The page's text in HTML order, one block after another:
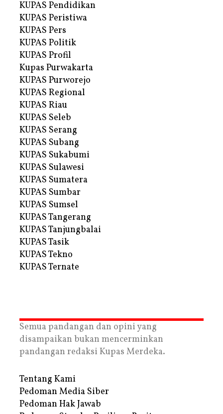
KUPAS Pendidikan
KUPAS Peristiwa
KUPAS Pers
KUPAS Politik
KUPAS Profil
Kupas Purwakarta
KUPAS Purworejo
KUPAS Regional
KUPAS Riau
KUPAS Seleb
KUPAS Serang
KUPAS Subang
KUPAS Sukabumi
KUPAS Sulawesi
KUPAS Sumatera
KUPAS Sumbar
KUPAS Sumsel
KUPAS Tangerang
KUPAS Tanjungbalai
KUPAS Tasik
KUPAS Tekno
KUPAS Ternate
Semua pandangan dan opini yang
disampaikan bukan mencerminkan
pandangan redaksi Kupas Merdeka.
Tentang Kami
Pedoman Media Siber
Pedoman Hak Jawab